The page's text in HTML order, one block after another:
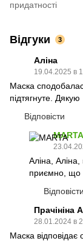
придатності
Відгуки 3
Аліна
19.04.2025 в
Маска
підтягнуте. Дякую
Відповісти
MARTA
Аліна, Аліна,
приємно, що
Відповісти
Прачініна
28.01.2024 в
Маска відповідає